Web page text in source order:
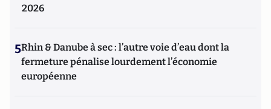
2026
5Rhin & Danube à sec : l’autre voie d’eau dont la
fermeture pénalise lourdement l’économie
européenne